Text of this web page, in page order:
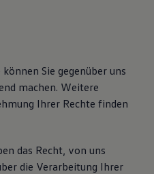
Sie gegenüber uns
machen. Weitere
Ihrer Rechte finden
das Recht, von uns
die Verarbeitung Ihrer